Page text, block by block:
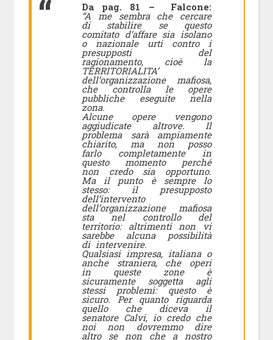
Da pag. 81 – Falcone:
“A me sembra che cercare
di stabilire se questo
comitato d’affare sia isolano
o nazionale urti contro i
presupposti del
ragionamento, cioè la
TERRITORIALITA’
dell’organizzazione mafiosa,
che controlla le opere
pubbliche eseguite nella
zona.
Alcune opere vengono
aggiudicate altrove. Il
problema sarà ampiamente
chiarito, ma non posso
farlo completamente in
questo momento perché
non credo sia opportuno.
Ma il punto è sempre lo
stesso: il presupposto
dell’intervento
dell’organizzazione mafiosa
sta nel controllo del
territorio: altrimenti non vi
sarebbe alcuna possibilità
di intervenire.
Qualsiasi impresa, italiana o
anche straniera, che operi
in queste zone è
sicuramente soggetta agli
stessi problemi: questo è
sicuro. Per quanto riguarda
quello che diceva il
senatore Calvi, io credo che
noi non dovremmo dire
altro se non che a nostro